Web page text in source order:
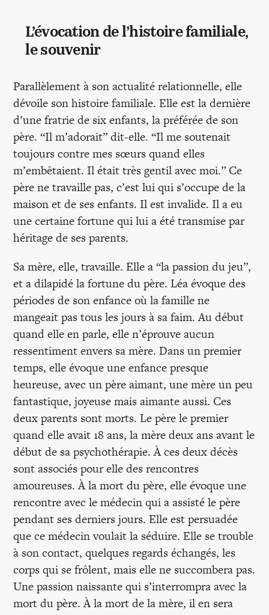
L’évocation de l’histoire familiale,
le souvenir
Parallèlement à son actualité relationnelle, elle
dévoile son histoire familiale. Elle est la dernière
d’une fratrie de six enfants, la préférée de son
père. “Il m’adorait” dit-elle. “Il me soutenait
toujours contre mes sœurs quand elles
m’embêtaient. Il était très gentil avec moi.” Ce
père ne travaille pas, c’est lui qui s’occupe de la
maison et de ses enfants. Il est invalide. Il a eu
une certaine fortune qui lui a été transmise par
héritage de ses parents.
Sa mère, elle, travaille. Elle a “la passion du jeu”,
et a dilapidé la fortune du père. Léa évoque des
périodes de son enfance où la famille ne
mangeait pas tous les jours à sa faim. Au début
quand elle en parle, elle n’éprouve aucun
ressentiment envers sa mère. Dans un premier
temps, elle évoque une enfance presque
heureuse, avec un père aimant, une mère un peu
fantastique, joyeuse mais aimante aussi. Ces
deux parents sont morts. Le père le premier
quand elle avait 18 ans, la mère deux ans avant le
début de sa psychothérapie. À ces deux décès
sont associés pour elle des rencontres
amoureuses. À la mort du père, elle évoque une
rencontre avec le médecin qui a assisté le père
pendant ses derniers jours. Elle est persuadée
que ce médecin voulait la séduire. Elle se trouble
à son contact, quelques regards échangés, les
corps qui se frôlent, mais elle ne succombera pas.
Une passion naissante qui s’interrompra avec la
mort du père. À la mort de la mère, il en sera